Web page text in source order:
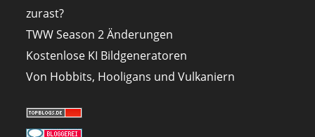
zurast?
TWW Season 2 Änderungen
Kostenlose KI Bildgeneratoren
Von Hobbits, Hooligans und Vulkaniern